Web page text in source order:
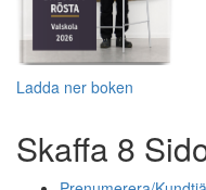
Ladda ner boken
Skaffa 8